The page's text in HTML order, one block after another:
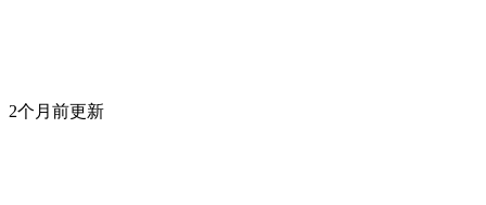
2个月前更新